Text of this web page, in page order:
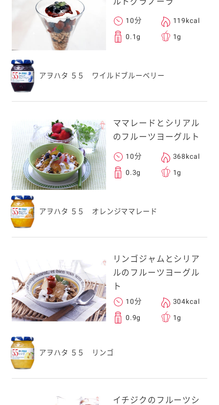
10分 119kcal
0.1g 1g
アヲハタ ５５ ワイルドブルーベリー
ママレードとシリアル
のフルーツヨーグルト
10分 368kcal
0.3g 1g
アヲハタ ５５ オレンジママレード
リンゴジャムとシリア
ルのフルーツヨーグル
ト
10分 304kcal
0.9g 1g
アヲハタ ５５ リンゴ
イチジクのフルーツシ